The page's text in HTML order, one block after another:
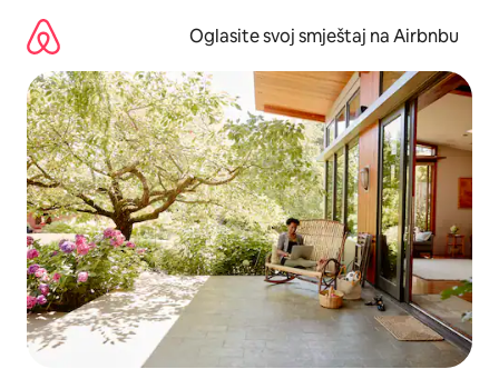
sadržaj
Oglasite svoj smještaj na Airbnbu